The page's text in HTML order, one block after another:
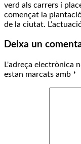
verd als carrers i
començat la
de la ciutat.
Deixa un
L'adreça electrònica
estan marcats amb *